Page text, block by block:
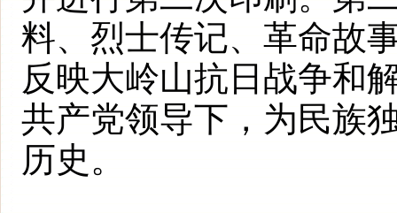
料、烈士传记、革命故
反映大岭山抗日战争和
共产党领导下，为民族
历史。